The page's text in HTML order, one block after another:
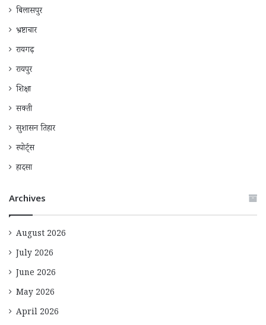
बिलासपुर
भ्रष्टाचार
रायगढ़
रायपुर
शिक्षा
सक्ती
सुशासन तिहार
स्पोर्ट्स
हादसा
Archives
August 2026
July 2026
June 2026
May 2026
April 2026